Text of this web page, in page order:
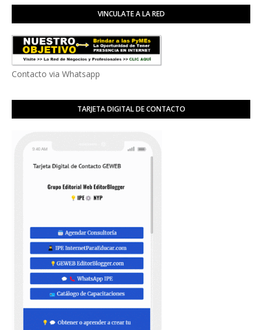
VINCULATE A LA RED
Contacto via Whatsapp
TARJETA DIGITAL DE CONTACTO